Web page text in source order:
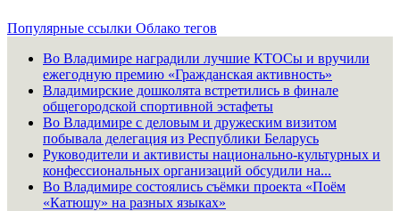
Популярные ссылки Облако тегов
Во Владимире наградили лучшие КТОСы и вручили
ежегодную премию «Гражданская активность»
Владимирские дошколята встретились в финале
общегородской спортивной эстафеты
Во Владимире с деловым и дружеским визитом
побывала делегация из Республики Беларусь
Руководители и активисты национально-культурных и
конфессиональных организаций обсудили на...
Во Владимире состоялись съёмки проекта «Поём
«Катюшу» на разных языках»